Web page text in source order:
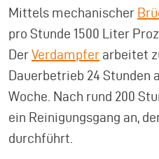
Mittels mechanischer
pro Stunde 1500 Liter
DerVerdampfer arbeitet
Dauerbetrieb 24 Stunden
Woche. Nach rund 200
ein Reinigungsgang an,
durchführt.